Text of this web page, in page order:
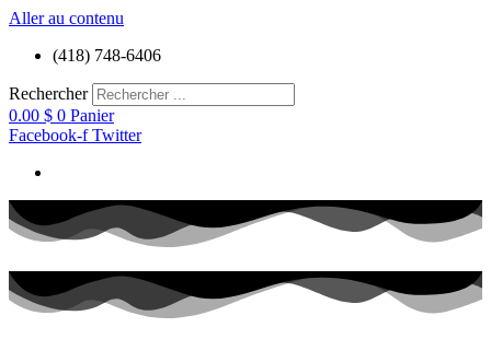
Aller au contenu
(418) 748-6406
Rechercher
0.00 $ 0 Panier
Facebook-f Twitter